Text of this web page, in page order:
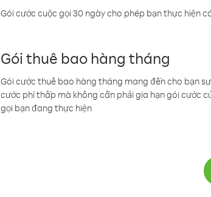
Gói cước cuộc gọi 30 ngày cho phép bạn thực hiện
Gói thuê bao hàng tháng
Gói cước thuê bao hàng tháng mang đến cho bạn
cước phí thấp mà không cần phải gia hạn gói cước
gọi bạn đang thực hiện